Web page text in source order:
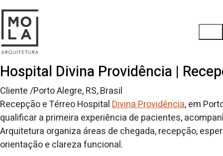
Hospital Divina Providência |
Cliente /Porto Alegre, RS, Brasil
Recepção e Térreo HospitalDivina Providência, em
qualificar a primeira experiência de pacientes,
Arquitetura organiza áreas de chegada, recepção,
orientação e clareza funcional.